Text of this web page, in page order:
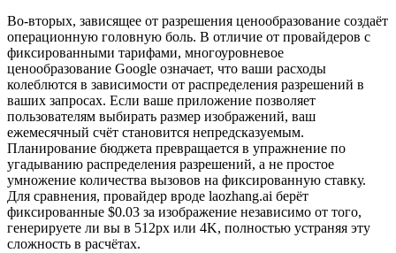
Во-вторых, зависящее от разрешения ценообразование создаёт
операционную головную боль. В отличие от провайдеров с
фиксированными тарифами, многоуровневое
ценообразование Google означает, что ваши расходы
колеблются в зависимости от распределения разрешений в
ваших запросах. Если ваше приложение позволяет
пользователям выбирать размер изображений, ваш
ежемесячный счёт становится непредсказуемым.
Планирование бюджета превращается в упражнение по
угадыванию распределения разрешений, а не простое
умножение количества вызовов на фиксированную ставку.
Для сравнения, провайдер вроде laozhang.ai берёт
фиксированные $0.03 за изображение независимо от того,
генерируете ли вы в 512px или 4K, полностью устраняя эту
сложность в расчётах.